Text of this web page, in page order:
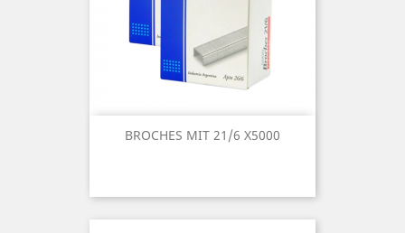
BROCHES MIT 21/6 X5000